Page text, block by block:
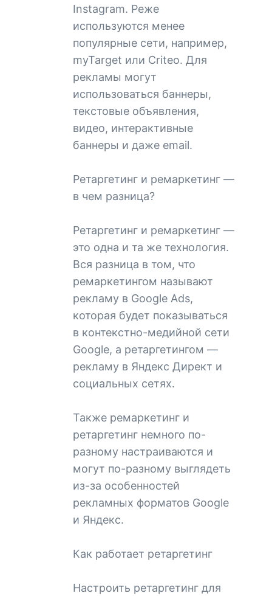
Instagram. Реже
используются менее
популярные сети, например,
myTarget или Criteo. Для
рекламы могут
использоваться баннеры,
текстовые объявления,
видео, интерактивные
баннеры и даже email.
Ретаргетинг и ремаркетинг —
в чем разница?
Ретаргетинг и ремаркетинг —
это одна и та же технология.
Вся разница в том, что
ремаркетингом называют
рекламу в Google Ads,
которая будет показываться
в контекстно-медийной сети
Google, а ретаргетингом —
рекламу в Яндекс Директ и
социальных сетях.
Также ремаркетинг и
ретаргетинг немного по-
разному настраиваются и
могут по-разному выглядеть
из-за особенностей
рекламных форматов Google
и Яндекс.
Как работает ретаргетинг
Настроить ретаргетинг для